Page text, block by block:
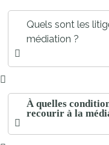
Quels sont les
médiation ?
À quelles
recourir à la